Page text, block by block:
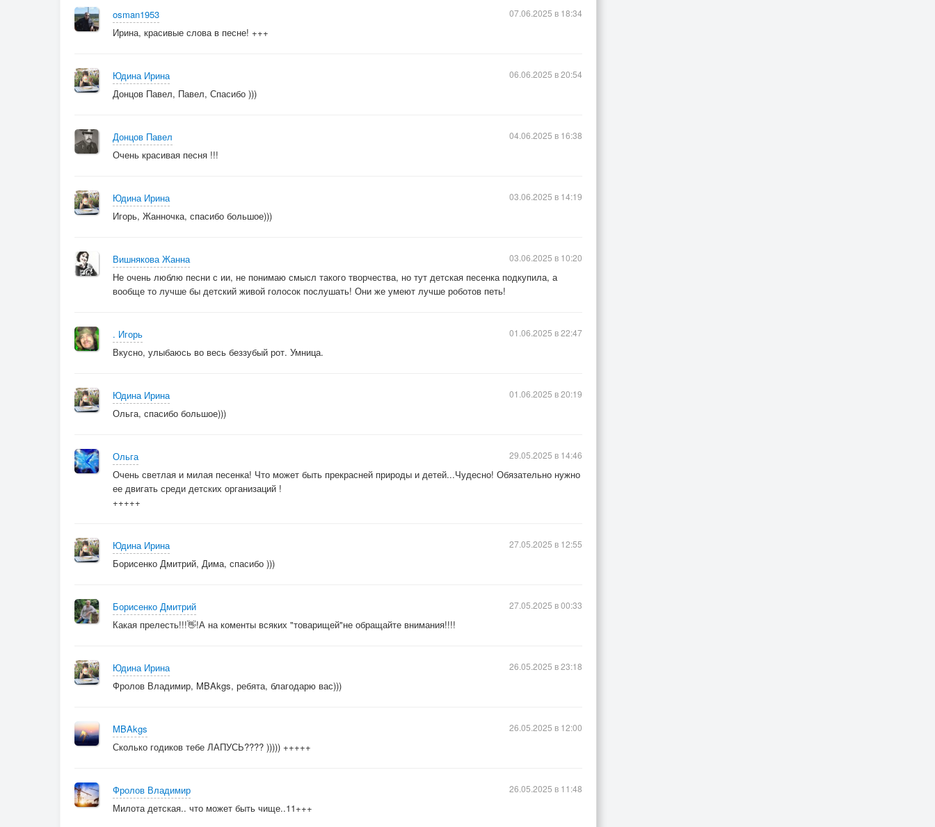
osman1953
Ирина, красивые слова в песне! +++
07.06.2025 в 18:34
Юдина Ирина
Донцов Павел, Павел, Спасибо )))
06.06.2025 в 20:54
Донцов Павел
Очень красивая песня !!!
04.06.2025 в 16:38
Юдина Ирина
Игорь, Жанночка, спасибо большое)))
03.06.2025 в 14:19
Вишнякова Жанна
Не очень люблю песни с ии, не понимаю смысл такого творчества, но тут детская песенка подкупила, а
вообще то лучше бы детский живой голосок послушать! Они же умеют лучше роботов петь!
03.06.2025 в 10:20
. Игорь
Вкусно, улыбаюсь во весь беззубый рот. Умница.
01.06.2025 в 22:47
Юдина Ирина
Ольга, спасибо большое)))
01.06.2025 в 20:19
Ольга
Очень светлая и милая песенка! Что может быть прекрасней природы и детей...Чудесно! Обязательно нужно
ее двигать среди детских организаций !
+++++
29.05.2025 в 14:46
Юдина Ирина
Борисенко Дмитрий, Дима, спасибо )))
27.05.2025 в 12:55
Борисенко Дмитрий
Какая прелесть!!!👋!А на коменты всяких "товарищей"не обращайте внимания!!!!
27.05.2025 в 00:33
Юдина Ирина
Фролов Владимир, MBAkgs, ребята, благодарю вас)))
26.05.2025 в 23:18
MBAkgs
Сколько годиков тебе ЛАПУСЬ???? ))))) +++++
26.05.2025 в 12:00
Фролов Владимир
Милота детская.. что может быть чище..11+++
26.05.2025 в 11:48